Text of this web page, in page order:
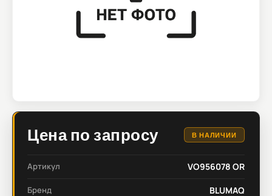
Цена по запросу В НАЛИЧИИ
Артикул VO956078 OR
Бренд BLUMAQ